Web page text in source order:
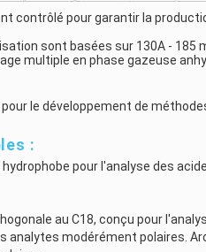
contrôlé pour garantir la
sont basées sur 130A - 185
multiple en phase gazeuse
le développement de
:
pour l'analyse des
au C18, conçu pour
analytes modérément polaires.